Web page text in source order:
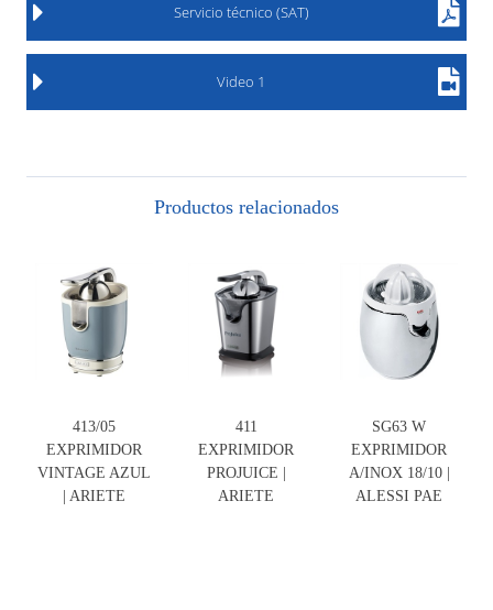
Servicio técnico (SAT)
Video 1
Productos relacionados
413/05
EXPRIMIDOR
VINTAGE AZUL
| ARIETE
411
EXPRIMIDOR
PROJUICE |
ARIETE
SG63 W
EXPRIMIDOR
A/INOX 18/10 |
ALESSI PAE